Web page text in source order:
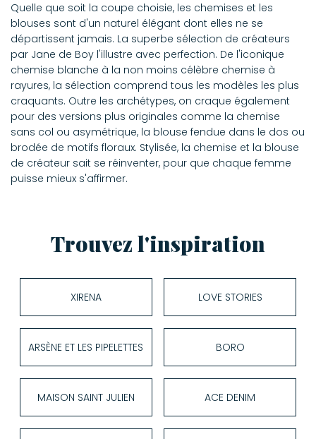
Quelle que soit la coupe choisie, les chemises et les
blouses sont d'un naturel élégant dont elles ne se
départissent jamais. La superbe sélection de créateurs
par Jane de Boy l'illustre avec perfection. De l'iconique
chemise blanche à la non moins célèbre chemise à
rayures, la sélection comprend tous les modèles les plus
craquants. Outre les archétypes, on craque également
pour des versions plus originales comme la chemise
sans col ou asymétrique, la blouse fendue dans le dos ou
brodée de motifs floraux. Stylisée, la chemise et la blouse
de créateur sait se réinventer, pour que chaque femme
puisse mieux s'affirmer.
Trouvez l'inspiration
XIRENA LOVE STORIES
ARSÈNE ET LES PIPELETTES BORO
MAISON SAINT JULIEN ACE DENIM